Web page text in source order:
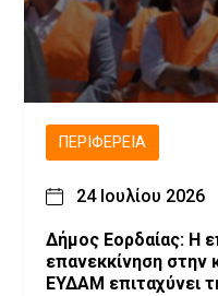
ΠΕΡΙΦΈΡΕΙΑ
24 Ιουλίου 2026
Δήμος Εορδαίας: Η
επανεκκίνηση στην
ΕΥΔΑΜ επιταχύνει